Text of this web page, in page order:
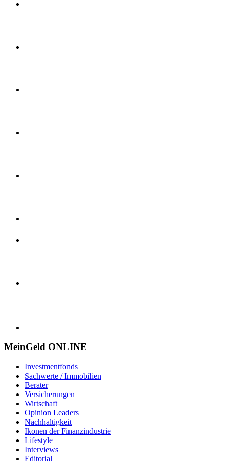
MeinGeld ONLINE
Investmentfonds
Sachwerte / Immobilien
Berater
Versicherungen
Wirtschaft
Opinion Leaders
Nachhaltigkeit
Ikonen der Finanzindustrie
Lifestyle
Interviews
Editorial